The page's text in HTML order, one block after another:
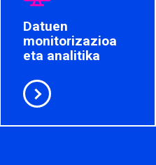
Datuen
monitorizazioa
eta analitika